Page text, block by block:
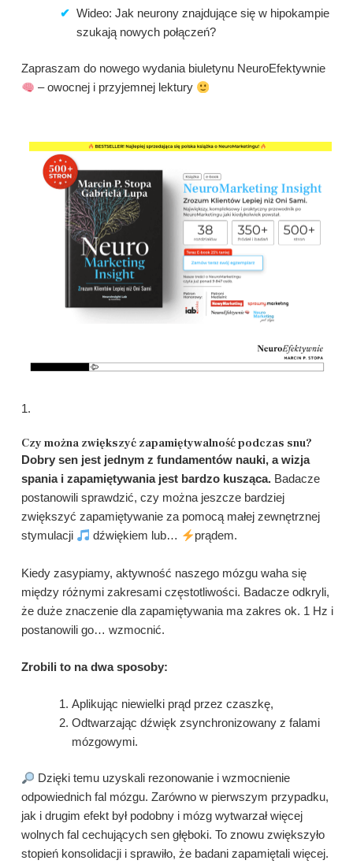
Wideo: Jak neurony znajdujące się w hipokampie
szukają nowych połączeń?
Zapraszam do nowego wydania biuletynu NeuroEfektywnie
– owocnej i przyjemnej lektury
1.
Czy można zwiększyć zapamiętywalność podczas snu?
Dobry sen jest jednym z fundamentów nauki, a wizja
spania i zapamiętywania jest bardzo kusząca. Badacze
postanowili sprawdzić, czy można jeszcze bardziej
zwiększyć zapamiętywanie za pomocą małej zewnętrznej
stymulacji
dźwiękiem lub… prądem.
Kiedy zasypiamy, aktywność naszego mózgu waha się
między różnymi zakresami częstotliwości. Badacze odkryli,
że duże znaczenie dla zapamiętywania ma zakres ok. 1 Hz i
postanowili go… wzmocnić.
Zrobili to na dwa sposoby:
Aplikując niewielki prąd przez czaszkę,
Odtwarzając dźwięk zsynchronizowany z falami
mózgowymi.
Dzięki temu uzyskali rezonowanie i wzmocnienie
odpowiednich fal mózgu. Zarówno w pierwszym przypadku,
jak i drugim efekt był podobny i mózg wytwarzał więcej
wolnych fal cechujących sen głęboki. To znowu zwiększyło
stopień konsolidacji i sprawiło, że badani zapamiętali więcej.